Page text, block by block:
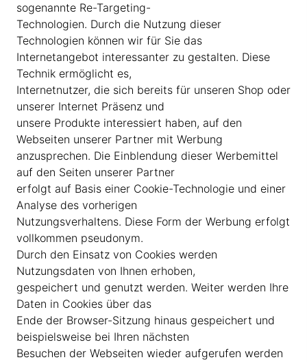
sogenannte Re-Targeting-
Technologien. Durch die Nutzung dieser
Technologien können wir für Sie das
Internetangebot interessanter zu gestalten. Diese
Technik ermöglicht es,
Internetnutzer, die sich bereits für unseren Shop oder
unserer Internet Präsenz und
unsere Produkte interessiert haben, auf den
Webseiten unserer Partner mit Werbung
anzusprechen. Die Einblendung dieser Werbemittel
auf den Seiten unserer Partner
erfolgt auf Basis einer Cookie-Technologie und einer
Analyse des vorherigen
Nutzungsverhaltens. Diese Form der Werbung erfolgt
vollkommen pseudonym.
Durch den Einsatz von Cookies werden
Nutzungsdaten von Ihnen erhoben,
gespeichert und genutzt werden. Weiter werden Ihre
Daten in Cookies über das
Ende der Browser-Sitzung hinaus gespeichert und
beispielsweise bei Ihren nächsten
Besuchen der Webseiten wieder aufgerufen werden